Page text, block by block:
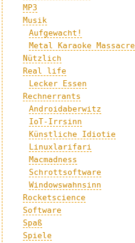
MP3
Musik
Aufgewacht!
Metal Karaoke Massacre
Nützlich
Real life
Lecker Essen
Rechnerrants
Androidaberwitz
IoT-Irrsinn
Künstliche Idiotie
Linuxlarifari
Macmadness
Schrottsoftware
Windowswahnsinn
Rocketscience
Software
Spaß
Spiele